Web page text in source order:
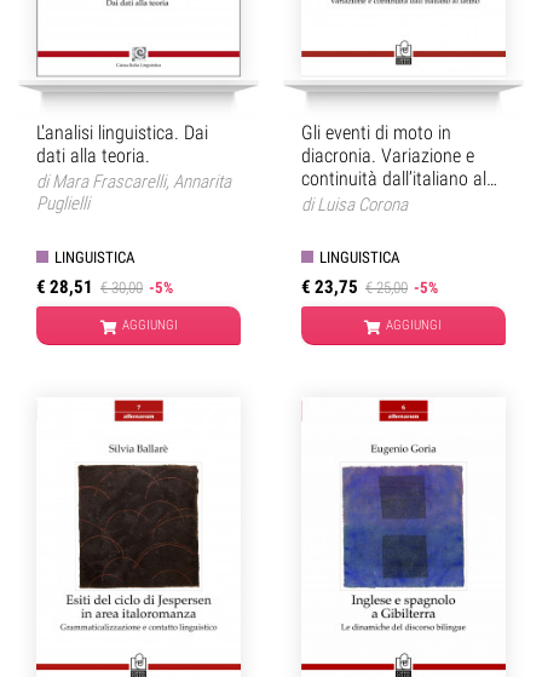
L'analisi linguistica. Dai
dati alla teoria.
diMara Frascarelli, Annarita
Puglielli
LINGUISTICA
€ 28,51 € 30,00 -5%
AGGIUNGI
Gli eventi di moto in
diacronia. Variazione e
continuità dall’italiano al
latino
diLuisa Corona
LINGUISTICA
€ 23,75 € 25,00 -5%
AGGIUNGI